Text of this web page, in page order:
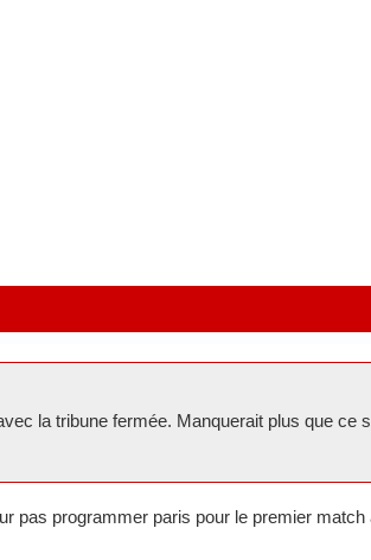
la tribune fermée. Manquerait plus que ce
pas programmer paris pour le premier match